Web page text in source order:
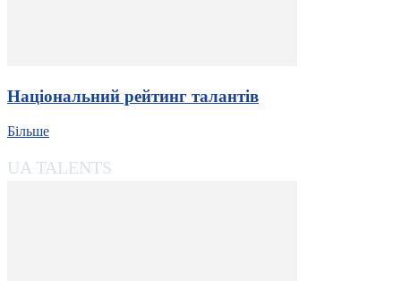
Національний рейтинг талантів
Більше
UA TALENTS